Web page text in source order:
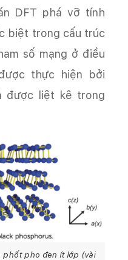
DFT phá vỡ tính
biệt trong cấu trúc
số mạng ở điều
thực hiện bởi
được liệt kê trong
phốt pho đen ít lớp (vài